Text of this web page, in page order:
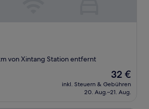
von Xintang Station entfernt
Der
Preis
beträgt
32 €
inkl. Steuern & Gebühren
20. Aug.–21. Aug.